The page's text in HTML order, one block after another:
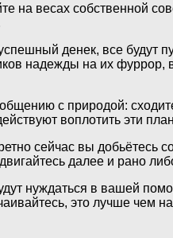
на весах собственной
денек, все будут
надежды на их фуррор,
с природой:
воплотить эти
сейчас вы добьётесь
далее и рано
нуждаться в вашей
это лучше чем